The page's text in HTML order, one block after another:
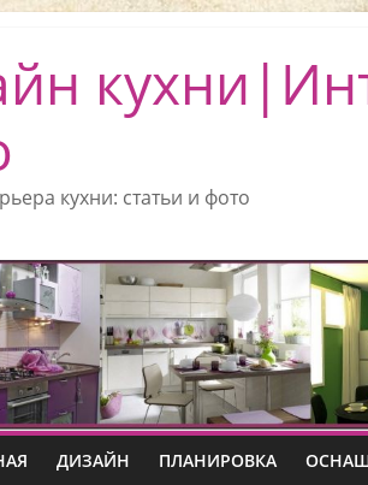
кухни: статьи и фото
ДИЗАЙН ПЛАНИРОВКА